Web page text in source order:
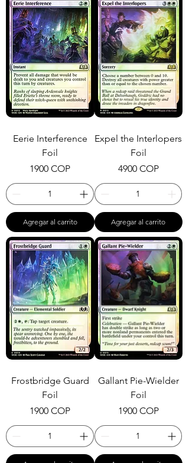
Eerie Interference
Foil
Precio
1900 COP
Agregar al carrito
Expel the Interlopers
Foil
Precio
4900 COP
Agregar al carrito
Frostbridge Guard
Foil
Precio
1900 COP
Gallant Pie-Wielder
Foil
Precio
1900 COP